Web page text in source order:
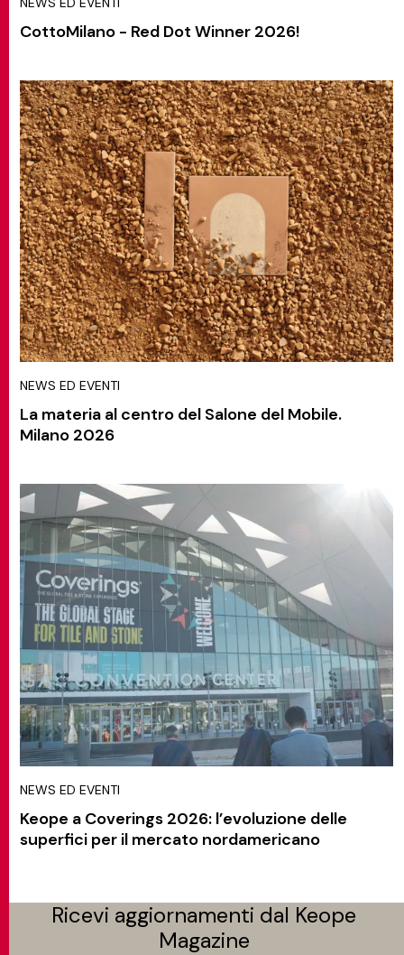
CottoMilano - Red Dot Winner 2026!
NEWS ED EVENTI
La materia al centro del Salone del Mobile.
Milano 2026
NEWS ED EVENTI
Keope a Coverings 2026: l’evoluzione delle
superfici per il mercato nordamericano
Ricevi aggiornamenti dal Keope
Magazine